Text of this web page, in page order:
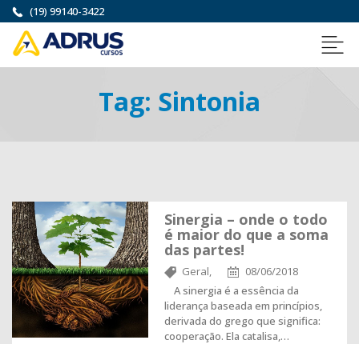
(19) 99140-3422
Tag: Sintonia
Sinergia – onde o todo
é maior do que a soma
das partes!
Geral,
08/06/2018
A sinergia é a essência da
liderança baseada em princípios,
derivada do grego que significa:
cooperação. Ela catalisa,…